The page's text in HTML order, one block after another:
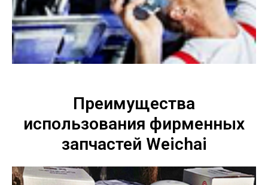
Преимущества
использования фирменных
запчастей Weichai